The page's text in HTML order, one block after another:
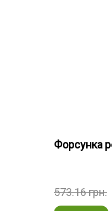
Форсунка
573.16грн.